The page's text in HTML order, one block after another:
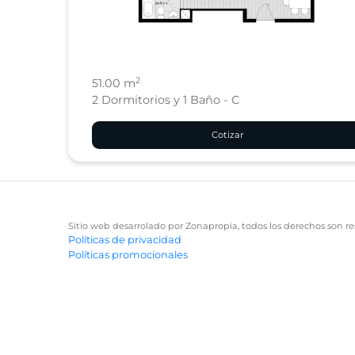
51.00 m2
2 Dormitorios y 1 Baño - C
Cotizar
Sitio web desarrolado por Zonapropia, todos los derechos son
Políticas de privacidad
Políticas promocionales